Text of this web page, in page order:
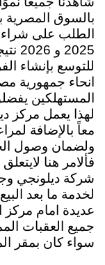
بالسوق المصرية
الطلب على
2025 و 2026 نتيجة لذلك يتجه مركز
للتوسع بإنشاء
انحاء جمهورية
المستهلكين
لهذا يعمل مركز
معاً بالإضافة
ولضمان وصول
فألامر هنا
شركة ديلونجي
لخدمة ما بعد
عديدة امام مركز
جميع العقبات
سواء كان بمقر